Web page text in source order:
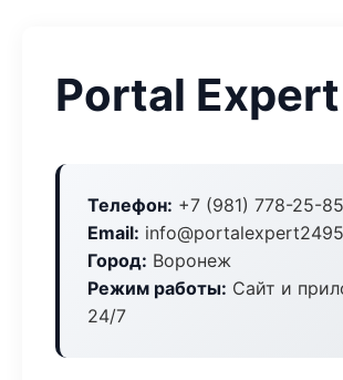
Portal
Телефон: +7 (981) 778-25-85
Email:
Город: Воронеж
Режим работы: Сайт и
24/7